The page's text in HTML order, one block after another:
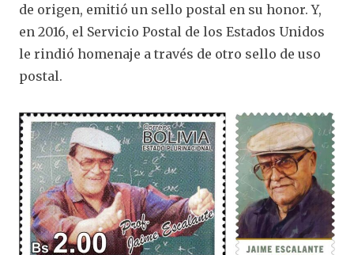
de origen, emitió un sello postal en su honor. Y,
en 2016, el Servicio Postal de los Estados Unidos
le rindió homenaje a través de otro sello de uso
postal.